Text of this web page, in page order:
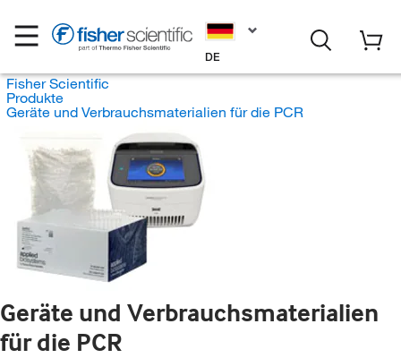
DE
Fisher Scientific
Produkte
Geräte und Verbrauchsmaterialien für die PCR
Geräte und Verbrauchsmaterialien
für die PCR